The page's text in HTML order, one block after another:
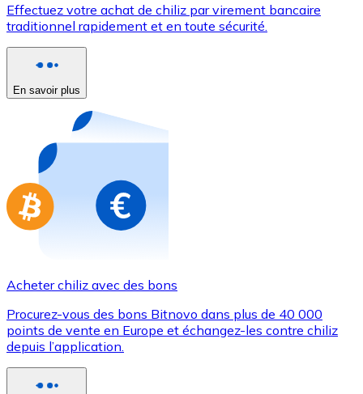
Utilisez les cartes Visa et Mastercard pour acheter
Acheter avec carte
Nouveau
Achetez des cartes-cadeaux de vos marques
Aller à la boutique de cartes-cadeaux
Effectuez votre achat de chiliz par virement bancaire
traditionnel rapidement et en toute sécurité.
En savoir plus
Acheter chiliz avec des bons
Procurez-vous des bons Bitnovo dans plus de 40 000
points de vente en Europe et échangez-les contre chiliz
depuis l’application.